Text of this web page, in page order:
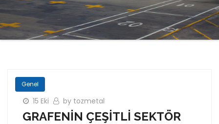
Genel
15 Eki by tozmetal
GRAFENİN ÇEŞİTLİ SEKTÖR